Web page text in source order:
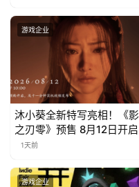
游
对
接
会
上
海
游戏企业
沐小葵全新特写亮相！《影
之刃零》预售 8月12日开启
1天前
游戏企业